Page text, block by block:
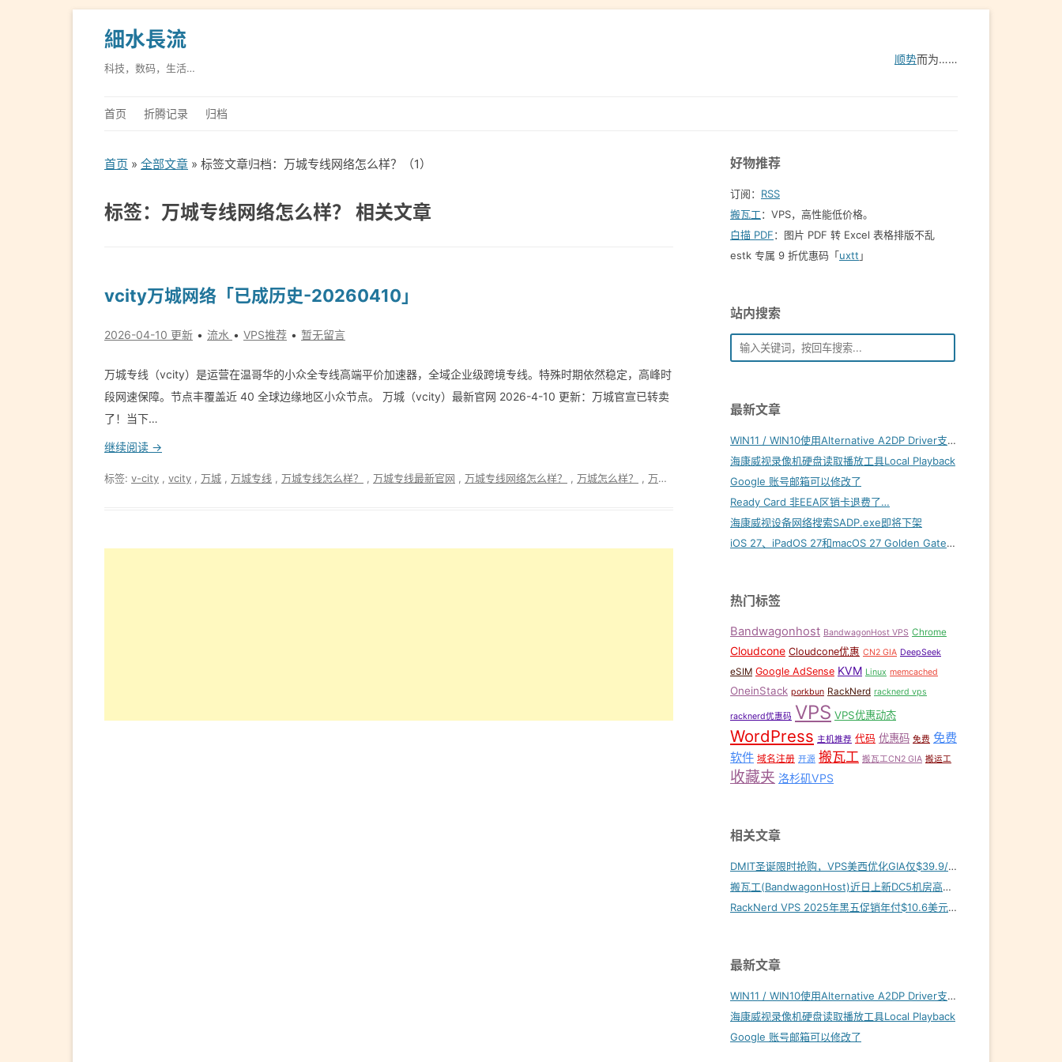
細水長流
科技，数码，生活…
顺势而为……
首页 折腾记录 归档
首页 » 全部文章 » 标签文章归档：万城专线网络怎么样？（1）
标签：万城专线网络怎么样？ 相关文章
vcity万城网络「已成历史-20260410」
2026-04-10 更新 流水 VPS推荐 暂无留言
万城专线（vcity）是运营在温哥华的小众全专线高端平价加速器，全域企业级跨境专线。特殊时期依然稳定，高峰时
段网速保障。节点丰覆盖近 40 全球边缘地区小众节点。 万城（vcity）最新官网 2026-4-10 更新：万城官宣已转卖
了！当下…
继续阅读 →
标签: v-city vcity 万城 万城专线 万城专线怎么样？ 万城专线最新官网 万城专线网络怎么样？ 万城怎么样？ 万城网络 万城网络怎么样？
好物推荐
订阅： RSS
搬瓦工：VPS，高性能低价格。️
白描 PDF：图片 PDF 转 Excel 表格排版不乱
estk 专属 9 折优惠码「uxtt 」
站内搜索
最新文章
WIN11 / WIN10使用Alternative A2DP Driver支持LDAC
海康威视录像机硬盘读取播放工具Local Playback
Google 账号邮箱可以修改了
Ready Card 非EEA区销卡退费了…
海康威视设备网络搜索SADP.exe即将下架
iOS 27、iPadOS 27和macOS 27 Golden Gate内置壁纸下载
热门标签
Bandwagonhost BandwagonHost VPS Chrome
Cloudcone Cloudcone优惠 CN2 GIA DeepSeek
eSIM Google AdSense KVM Linux memcached
OneinStack porkbun RackNerd racknerd vps
racknerd优惠码 VPS VPS优惠动态
WordPress 主机推荐 代码 优惠码 免费 免费
软件 域名注册 开源 搬瓦工 搬瓦工CN2 GIA 搬运工
收藏夹 洛杉矶VPS
相关文章
DMIT圣诞限时抢购，VPS美西优化GIA仅$39.9/年！
搬瓦工(BandwagonHost)近日上新DC5机房高端线路
RackNerd VPS 2025年黑五促销年付$10.6美元起
最新文章
WIN11 / WIN10使用Alternative A2DP Driver支持LDAC
海康威视录像机硬盘读取播放工具Local Playback
Google 账号邮箱可以修改了